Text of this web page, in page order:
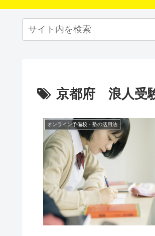
京都府 浪人受
オンライン予備校・塾の活用法